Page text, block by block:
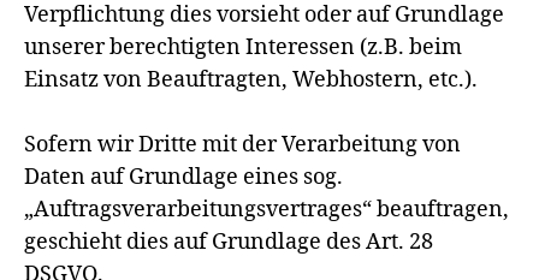
Verpflichtung dies vorsieht oder auf Grundlage
unserer berechtigten Interessen (z.B. beim
Einsatz von Beauftragten, Webhostern, etc.).
Sofern wir Dritte mit der Verarbeitung von
Daten auf Grundlage eines sog.
„Auftragsverarbeitungsvertrages“ beauftragen,
geschieht dies auf Grundlage des Art. 28